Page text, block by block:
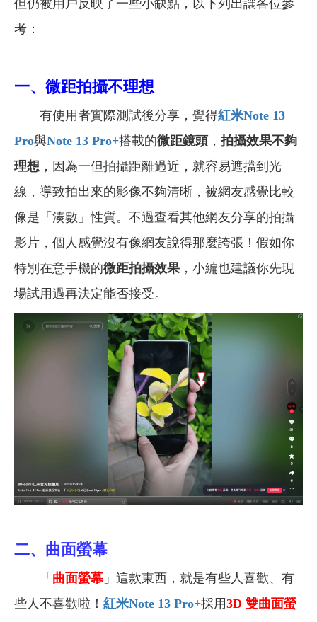
但仍被用戶反映了一些小缺點，以下列出讓各位參
考：
一、微距拍攝不理想
有使用者實際測試後分享，覺得紅米Note 13
Pro與Note 13 Pro+搭載的微距鏡頭 ，拍攝效果不夠
理想 ，因為一但拍攝距離過近，就容易遮擋到光
線，導致拍出來的影像不夠清晰，被網友感覺比較
像是「湊數」性質。不過查看其他網友分享的拍攝
影片，個人感覺沒有像網友說得那麼誇張！假如你
特別在意手機的微距拍攝效果，小編也建議你先現
場試用過再決定能否接受。
二、曲面螢幕
「 曲面螢幕」這款東西，就是有些人喜歡、有
些人不喜歡啦！ 紅米Note 13 Pro+採用3D 雙曲面螢